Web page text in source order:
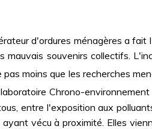
d'ordures ménagères a
souvenirs collectifs.
pas moins que les recherches
Chrono-
entre l'exposition aux
vécu à proximité. Elles